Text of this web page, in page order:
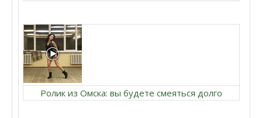
Ролик из Омска: вы будете смеяться долго